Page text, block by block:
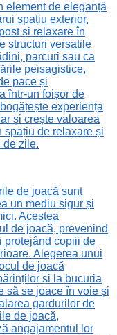
element de eleganță
spațiu exterior,
și relaxare în
structuri versatile
parcuri sau ca
peisagistice,
pace și
într-un foișor de
experiența
și crește valoarea
spațiu de relaxare și
de zile.
de joacă sunt
un mediu sigur și
Acestea
de joacă, prevenind
protejând copiii de
Alegerea unui
de joacă
și la bucuria
să se joace în voie și
gardurilor de
de joacă,
angajamentul lor